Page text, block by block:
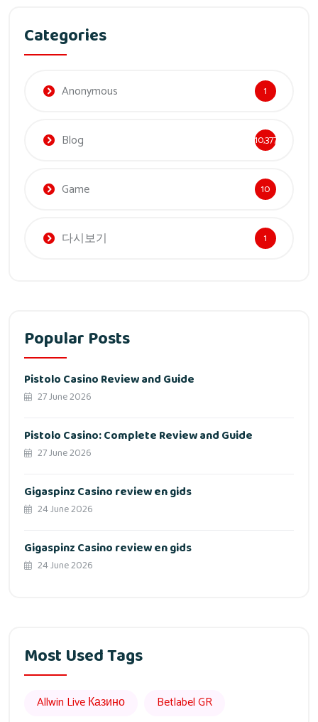
Categories
Anonymous 1
Blog 10,377
Game 10
다시보기 1
Popular Posts
Pistolo Casino Review and Guide
27 June 2026
Pistolo Casino: Complete Review and Guide
27 June 2026
Gigaspinz Casino review en gids
24 June 2026
Gigaspinz Casino review en gids
24 June 2026
Most Used Tags
Allwin Live Казино
Betlabel GR